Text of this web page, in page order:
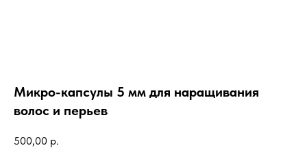
Микро-капсулы 5 мм для наращивания
волос и перьев
500,00 р.